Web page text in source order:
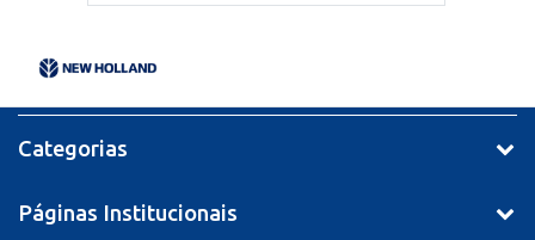
Categorias
Páginas Institucionais